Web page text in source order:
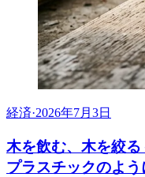
経済·2026年7月3日
木を飲む、木を絞
プラスチックのよ